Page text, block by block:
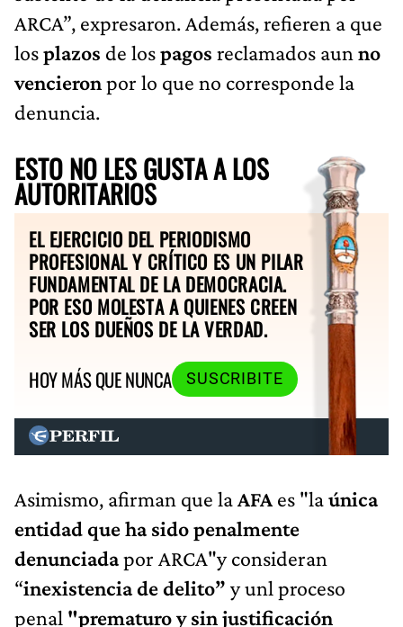
ARCA”, expresaron. Además, refieren a que
losplazos de lospagos reclamados aun no
vencieronpor lo que no corresponde la
denuncia.
ESTO NO LES GUSTA A LOS
AUTORITARIOS
EL EJERCICIO DEL PERIODISMO
PROFESIONAL Y CRÍTICO ES UN PILAR
FUNDAMENTAL DE LA DEMOCRACIA.
POR ESO MOLESTA A QUIENES CREEN
SER LOS DUEÑOS DE LA VERDAD.
HOY MÁS QUE NUNCA
SUSCRIBITE
Asimismo, afirman que laAFA es "laúnica
entidad que ha sido penalmente
denunciadapor ARCA"y consideran
“inexistencia de delito” y unl proceso
penal "prematuro y sin justificación